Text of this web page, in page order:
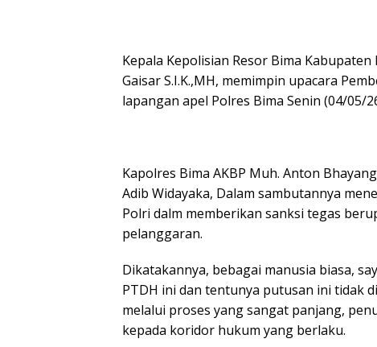
Kepala Kepolisian Resor Bima
Gaisar S.I.K.,MH, memimpin upacara
lapangan apel Polres Bima Senin (04/05/
Kapolres Bima AKBP Muh. Anton
Adib Widayaka, Dalam sambutannya
Polri dalm memberikan sanksi tegas
pelanggaran.
Dikatakannya, bebagai manusia biasa,
PTDH ini dan tentunya putusan ini tidak
melalui proses yang sangat panjang,
kepada koridor hukum yang berlaku.